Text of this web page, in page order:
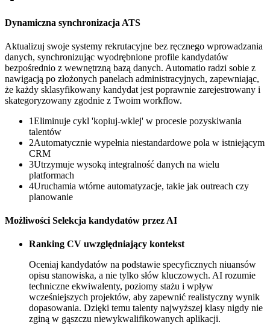
Dynamiczna synchronizacja ATS
Aktualizuj swoje systemy rekrutacyjne bez ręcznego wprowadzania
danych, synchronizując wyodrębnione profile kandydatów
bezpośrednio z wewnętrzną bazą danych. Automatio radzi sobie z
nawigacją po złożonych panelach administracyjnych, zapewniając,
że każdy sklasyfikowany kandydat jest poprawnie zarejestrowany i
skategoryzowany zgodnie z Twoim workflow.
1Eliminuje cykl 'kopiuj-wklej' w procesie pozyskiwania
talentów
2Automatycznie wypełnia niestandardowe pola w istniejącym
CRM
3Utrzymuje wysoką integralność danych na wielu
platformach
4Uruchamia wtórne automatyzacje, takie jak outreach czy
planowanie
Możliwości Selekcja kandydatów przez AI
Ranking CV uwzględniający kontekst
Oceniaj kandydatów na podstawie specyficznych niuansów
opisu stanowiska, a nie tylko słów kluczowych. AI rozumie
techniczne ekwiwalenty, poziomy stażu i wpływ
wcześniejszych projektów, aby zapewnić realistyczny wynik
dopasowania. Dzięki temu talenty najwyższej klasy nigdy nie
zginą w gąszczu niewykwalifikowanych aplikacji.